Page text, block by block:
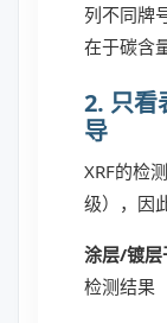
列不同牌
在于碳含
2. 只看
导
XRF的检
级），因
涂层/镀层
检测结果